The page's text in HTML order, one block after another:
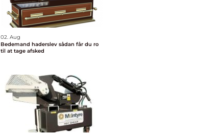
02. Aug
Bedemand haderslev sådan får du ro
til at tage afsked